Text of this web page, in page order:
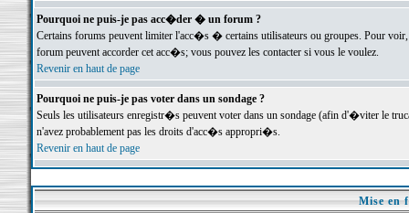
Pourquoi ne puis-je pas acc�der � un forum ?
Certains forums peuvent limiter l'acc�s � certains utilisateurs ou groupes. Pour
forum peuvent accorder cet acc�s; vous pouvez les contacter si vous le voulez.
Revenir en haut de page
Pourquoi ne puis-je pas voter dans un sondage ?
Seuls les utilisateurs enregistr�s peuvent voter dans un sondage (afin d'�viter le
n'avez probablement pas les droits d'acc�s appropri�s.
Revenir en haut de page
Mise en